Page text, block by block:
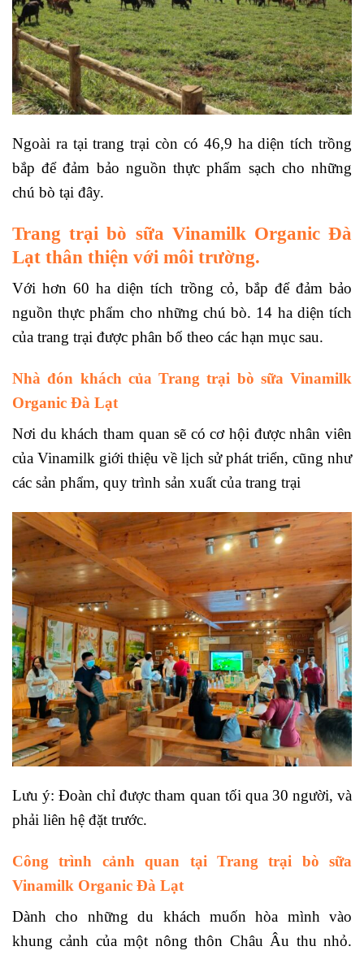
Ngoài ra tại trang trại còn có 46,9 ha diện tích trồng
bắp để đảm bảo nguồn thực phẩm sạch cho những
chú bò tại đây.
Trang trại bò sữa Vinamilk Organic Đà
Lạt thân thiện với môi trường.
Với hơn 60 ha diện tích trồng cỏ, bắp để đảm bảo
nguồn thực phẩm cho những chú bò. 14 ha diện tích
của trang trại được phân bố theo các hạn mục sau.
Nhà đón khách của Trang trại bò sữa Vinamilk
Organic Đà Lạt
Nơi du khách tham quan sẽ có cơ hội được nhân viên
của Vinamilk giới thiệu về lịch sử phát triển, cũng như
các sản phẩm, quy trình sản xuất của trang trại
Lưu ý: Đoàn chỉ được tham quan tối qua 30 người, và
phải liên hệ đặt trước.
Công trình cảnh quan tại Trang trại bò sữa
Vinamilk Organic Đà Lạt
Dành cho những du khách muốn hòa mình vào
khung cảnh của một nông thôn Châu Âu thu nhỏ.